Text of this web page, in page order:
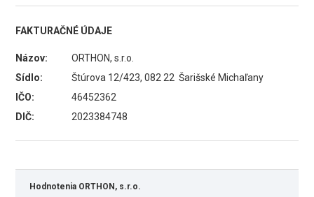
FAKTURAČNÉ ÚDAJE
Názov:
ORTHON, s.r.o.
Sídlo:
Štúrova 12/423, 082 22 Šarišské Michaľany
IČO:
46452362
DIČ:
2023384748
Hodnotenia ORTHON, s.r.o.